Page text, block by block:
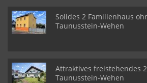
Solides 2 Familienhaus
Taunusstein-Wehen
Attraktives freistehendes
Taunusstein-Wehen